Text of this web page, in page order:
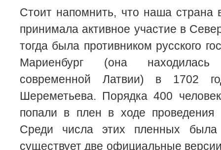
Стоит напомнить, что наша страна
принимала активное участие в
тогда была противником русского
Мариенбург (она
современной Латвии) в 1702
Шереметьева. Порядка 400
попали в плен в ходе проведения
Среди числа этих пленных
существует две официальные